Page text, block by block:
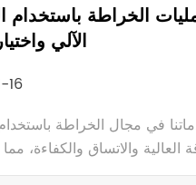
الخراطة
الآلي
16
في مجال الخراطة
العالية والاتساق والكفاءة،
يلبي معايير الجودة الصارمة